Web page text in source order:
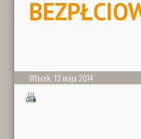
Wtorek, 13 maja 2014